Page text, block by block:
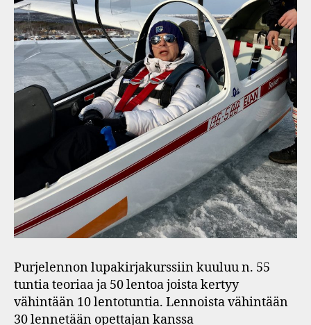
Purjelennon lupakirjakurssiin kuuluu n. 55
tuntia teoriaa ja 50 lentoa joista kertyy
vähintään 10 lentotuntia. Lennoista vähintään
30 lennetään opettajan kanssa